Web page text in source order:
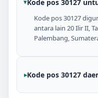
Kode pos 30127
Kode pos 30127
antara lain 20 Ilir II,
Palembang,
Kode pos 30127